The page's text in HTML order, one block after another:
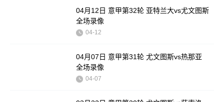
04月12日 意甲第32轮 亚特兰大vs尤文图斯
全场录像
04-12
04月07日 意甲第31轮 尤文图斯vs热那亚
全场录像
04-07